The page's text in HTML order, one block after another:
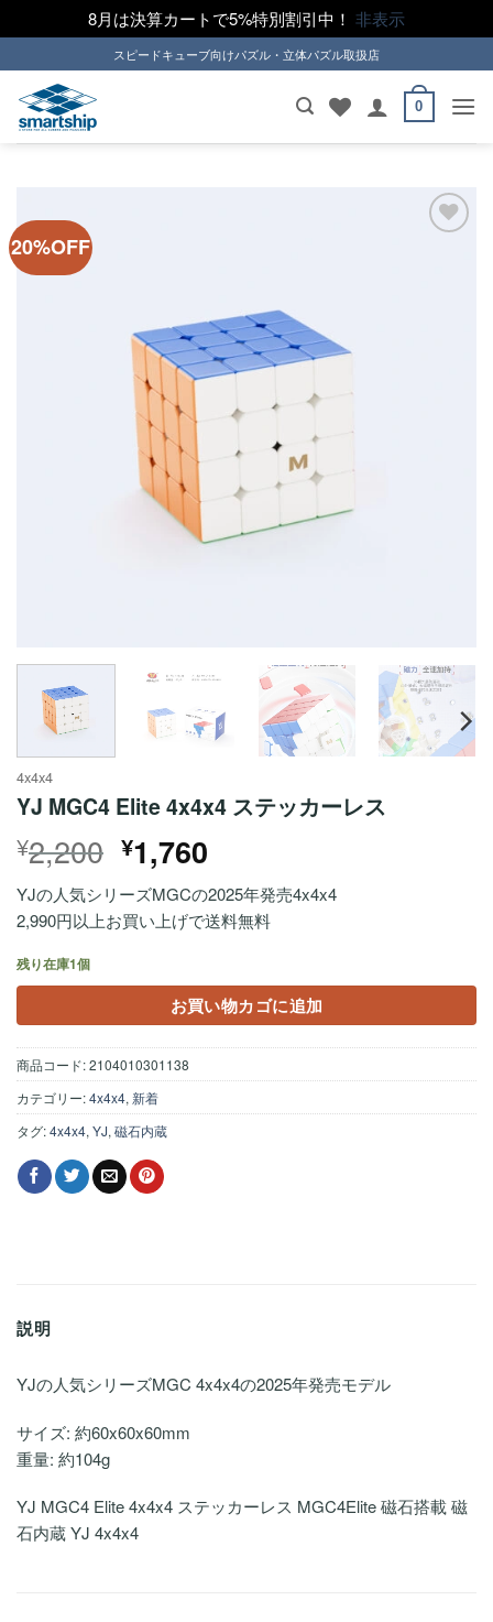
8月は決算カートで5%特別割引中！ 非表示
to
content
スピードキューブ向けパズル・立体パズル取扱店
0
20%OFF
4x4x4
YJ MGC4 Elite 4x4x4 ステッカーレス
¥2,200 元
の
価
格
¥2,200
で
し
た。
¥1,760
在
の
価
は
¥1,760
で
す。
YJの人気シリーズMGCの2025年発売4x4x4
2,990円以上お買い上げで送料無料
残り在庫1個
お買い物カゴに追加
商品コード:2104010301138
カテゴリー:4x4x4, 新着
タグ:4x4x4, YJ, 磁石内蔵
説明
YJの人気シリーズMGC 4x4x4の2025年発売モデル
サイズ: 約60x60x60mm
重量: 約104g
YJ MGC4 Elite 4x4x4 ステッカーレス MGC4Elite 磁石搭載 磁
石内蔵 YJ 4x4x4